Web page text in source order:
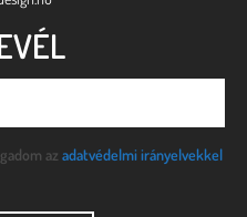
az adatvédelmi irányelvekkel